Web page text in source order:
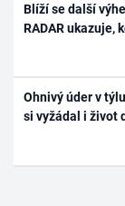
Blíží se další
RADAR ukazuje,
Ohnivý úder v
si vyžádal i život